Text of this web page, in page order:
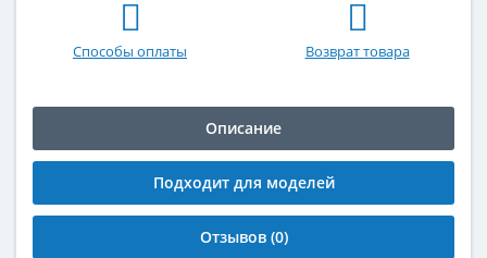
Способы оплаты Возврат товара
Описание
Подходит для моделей
Отзывов (0)